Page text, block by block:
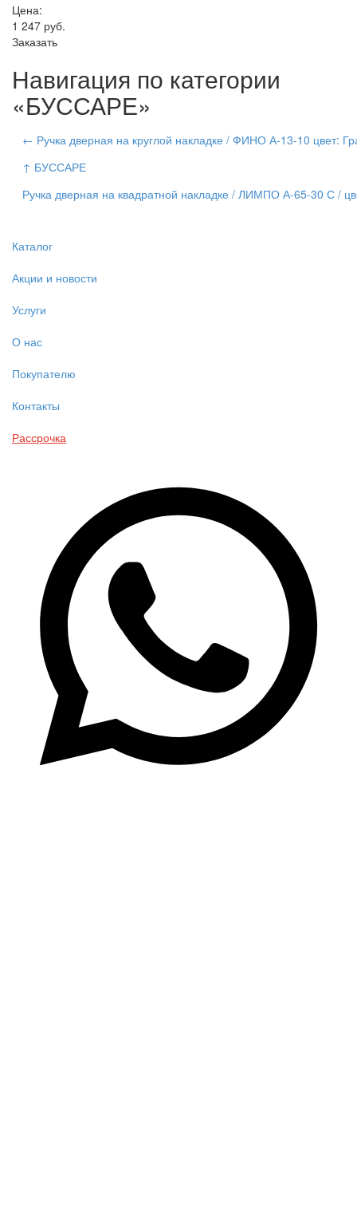
Цена:
1 247 руб.
Заказать
Навигация по категории
«БУССАРЕ»
← Ручка дверная на круглой накладке / ФИНО А-13-10 цвет:
↑ БУССАРЕ
Ручка дверная на квадратной накладке / ЛИМПО А-65-30 С /
Каталог
Акции и новости
Услуги
О нас
Покупателю
Контакты
Рассрочка